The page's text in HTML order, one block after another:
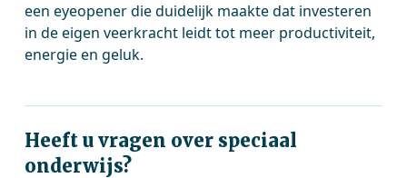
een eyeopener die duidelijk maakte dat investeren
in de eigen veerkracht leidt tot meer productiviteit,
energie en geluk.
Heeft u vragen over speciaal
onderwijs?